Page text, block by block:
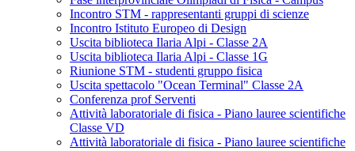
Incontro STM - rappresentanti gruppi di scienze
Incontro Istituto Europeo di Design
Uscita biblioteca Ilaria Alpi - Classe 2A
Uscita biblioteca Ilaria Alpi - Classe 1G
Riunione STM - studenti gruppo fisica
Uscita spettacolo "Ocean Terminal" Classe 2A
Conferenza prof Serventi
Attività laboratoriale di fisica - Piano lauree scientifiche
Classe VD
Attività laboratoriale di fisica - Piano lauree scientifiche